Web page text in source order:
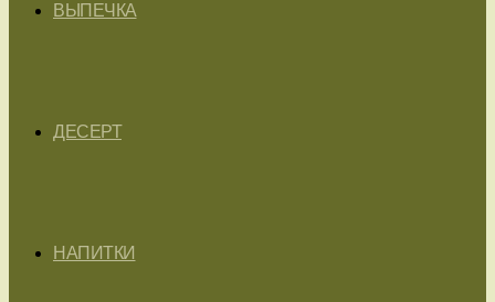
ВЫПЕЧКА
ДЕСЕРТ
НАПИТКИ